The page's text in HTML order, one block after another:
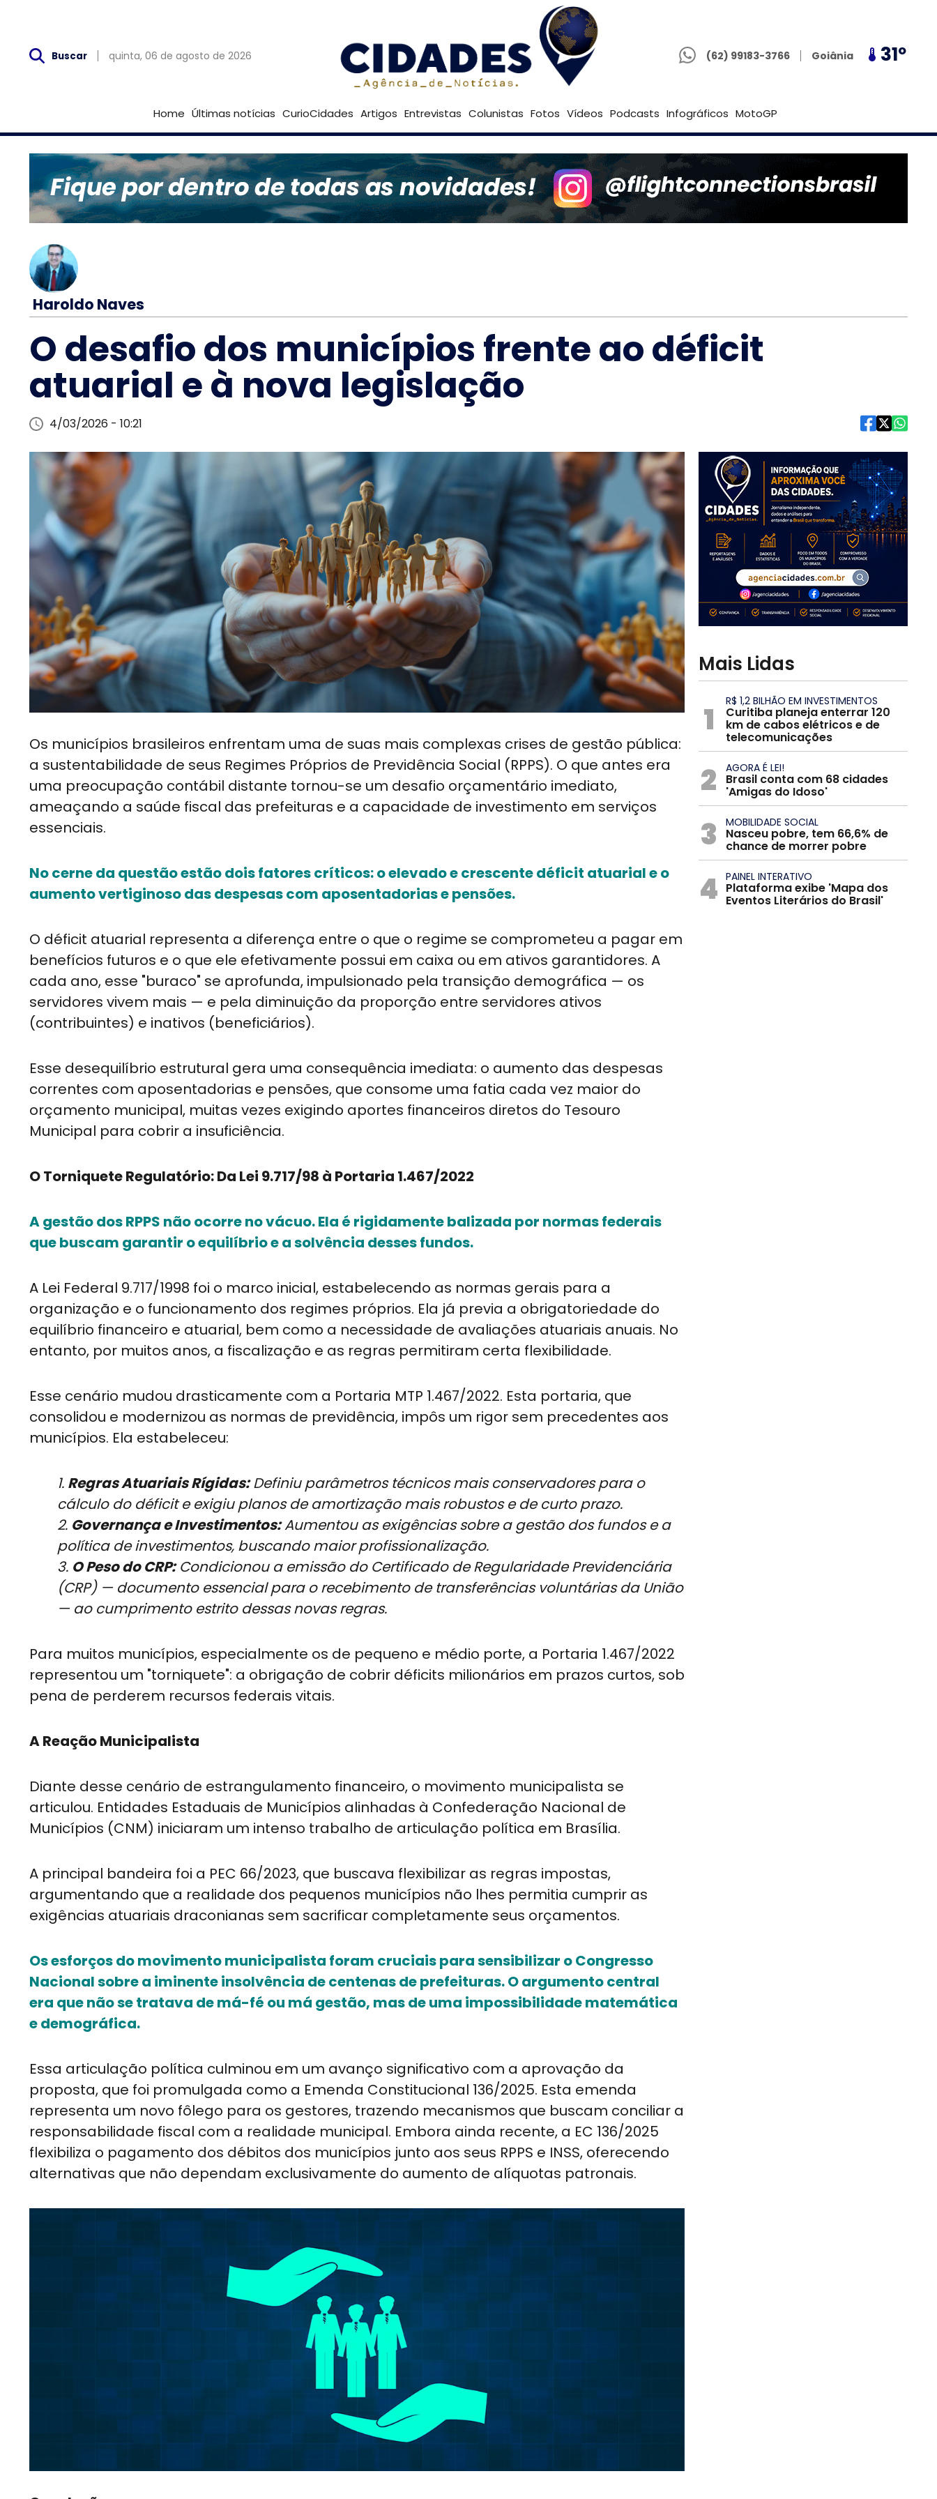
Buscar quinta, 06 de agosto de 2026 (62) 99183-3766
Goiânia 31º Brasília Goiânia 31º Brasília 29º
Home Últimas notícias CurioCidades Artigos Entrevistas Colunistas Fotos Vídeos Podcasts Infográficos MotoGP
Haroldo Naves
O desafio dos municípios frente ao déficit
atuarial e à nova legislação
4/03/2026 - 10:21
Os municípios brasileiros enfrentam uma de suas mais complexas crises de gestão pública:
a sustentabilidade de seus Regimes Próprios de Previdência Social (RPPS). O que antes era
uma preocupação contábil distante tornou-se um desafio orçamentário imediato,
ameaçando a saúde fiscal das prefeituras e a capacidade de investimento em serviços
essenciais.
No cerne da questão estão dois fatores críticos: o elevado e crescente déficit atuarial e o
aumento vertiginoso das despesas com aposentadorias e pensões.
O déficit atuarial representa a diferença entre o que o regime se comprometeu a pagar em
benefícios futuros e o que ele efetivamente possui em caixa ou em ativos garantidores. A
cada ano, esse "buraco" se aprofunda, impulsionado pela transição demográfica — os
servidores vivem mais — e pela diminuição da proporção entre servidores ativos
(contribuintes) e inativos (beneficiários).
Esse desequilíbrio estrutural gera uma consequência imediata: o aumento das despesas
correntes com aposentadorias e pensões, que consome uma fatia cada vez maior do
orçamento municipal, muitas vezes exigindo aportes financeiros diretos do Tesouro
Municipal para cobrir a insuficiência.
O Torniquete Regulatório: Da Lei 9.717/98 à Portaria 1.467/2022
A gestão dos RPPS não ocorre no vácuo. Ela é rigidamente balizada por normas federais
que buscam garantir o equilíbrio e a solvência desses fundos.
A Lei Federal 9.717/1998 foi o marco inicial, estabelecendo as normas gerais para a
organização e o funcionamento dos regimes próprios. Ela já previa a obrigatoriedade do
equilíbrio financeiro e atuarial, bem como a necessidade de avaliações atuariais anuais. No
entanto, por muitos anos, a fiscalização e as regras permitiram certa flexibilidade.
Esse cenário mudou drasticamente com a Portaria MTP 1.467/2022. Esta portaria, que
consolidou e modernizou as normas de previdência, impôs um rigor sem precedentes aos
municípios. Ela estabeleceu:
1. Regras Atuariais Rígidas:Definiu parâmetros técnicos mais conservadores para o
cálculo do déficit e exigiu planos de amortização mais robustos e de curto prazo.
2. Governança e Investimentos:Aumentou as exigências sobre a gestão dos fundos e a
política de investimentos, buscando maior profissionalização.
3. O Peso do CRP:Condicionou a emissão do Certificado de Regularidade Previdenciária
(CRP) — documento essencial para o recebimento de transferências voluntárias da União
— ao cumprimento estrito dessas novas regras.
Para muitos municípios, especialmente os de pequeno e médio porte, a Portaria 1.467/2022
representou um "torniquete": a obrigação de cobrir déficits milionários em prazos curtos, sob
pena de perderem recursos federais vitais.
A Reação Municipalista
Diante desse cenário de estrangulamento financeiro, o movimento municipalista se
articulou. Entidades Estaduais de Municípios alinhadas à Confederação Nacional de
Municípios (CNM) iniciaram um intenso trabalho de articulação política em Brasília.
A principal bandeira foi a PEC 66/2023, que buscava flexibilizar as regras impostas,
argumentando que a realidade dos pequenos municípios não lhes permitia cumprir as
exigências atuariais draconianas sem sacrificar completamente seus orçamentos.
Os esforços do movimento municipalista foram cruciais para sensibilizar o Congresso
Nacional sobre a iminente insolvência de centenas de prefeituras. O argumento central
era que não se tratava de má-fé ou má gestão, mas de uma impossibilidade matemática
e demográfica.
Essa articulação política culminou em um avanço significativo com a aprovação da
proposta, que foi promulgada como a Emenda Constitucional 136/2025. Esta emenda
representa um novo fôlego para os gestores, trazendo mecanismos que buscam conciliar a
responsabilidade fiscal com a realidade municipal. Embora ainda recente, a EC 136/2025
flexibiliza o pagamento dos débitos dos municípios junto aos seus RPPS e INSS, oferecendo
alternativas que não dependam exclusivamente do aumento de alíquotas patronais.
Mais Lidas
1 R$ 1,2 BILHÃO EM INVESTIMENTOS
Curitiba planeja enterrar 120
km de cabos elétricos e de
telecomunicações
2 AGORA É LEI!
Brasil conta com 68 cidades
'Amigas do Idoso'
3 MOBILIDADE SOCIAL
Nasceu pobre, tem 66,6% de
chance de morrer pobre
4 PAINEL INTERATIVO
Plataforma exibe 'Mapa dos
Eventos Literários do Brasil'